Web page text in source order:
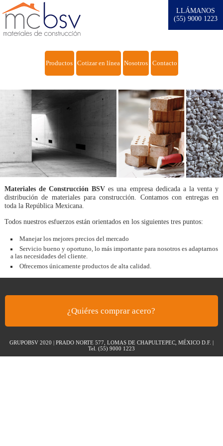
LLÁMANOS
(55) 9000 1223
Productos Cotizar en línea Nosotros Contacto
Materiales de Construcción BSV es una empresa dedicada a la venta y
distribución de materiales para construcción. Contamos con entregas en
toda la República Mexicana.
Todos nuestros esfuerzos están orientados en los siguientes tres puntos:
Manejar los mejores precios del mercado
Servicio bueno y oportuno, lo más importante para nosotros es adaptarnos
a las necesidades del cliente.
Ofrecemos únicamente productos de alta calidad.
¿Quiéres comprar acero?
GRUPOBSV 2020 | PRADO NORTE 577, LOMAS DE CHAPULTEPEC, MÉXICO D.F. |
Tel. (55) 9000 1223